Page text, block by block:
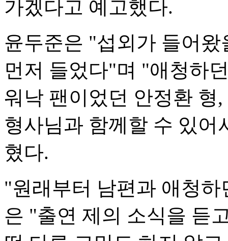
가겠다고 예고했다.
윤두준은 "섭외가 들어
먼저 들었다"며 "애청하
워낙 팬이었던 안정환 형
형사님과 함께할 수 있
혔다.
"원래부터 남편과 애청
은 "출연 제의 소식을 듣